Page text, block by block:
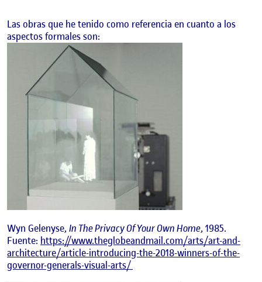
Las obras que he tenido como referencia en cuanto a los
aspectos formales son:
Wyn Gelenyse, In The Privacy Of Your Own Home, 1985.
Fuente: https://www.theglobeandmail.com/arts/art-and-
architecture/article-introducing-the-2018-winners-of-the-
governor-generals-visual-arts/